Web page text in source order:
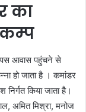
का
आवास पहुंचने से
हो जाता है । कमांडर
किया जाता है।
अमित मिश्रा, मनोज